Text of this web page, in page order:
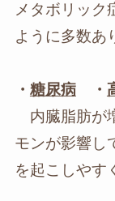
メタボリック
ように多数あ
・ 糖尿病・
内臓脂肪が
モンが影響し
を起こしやす